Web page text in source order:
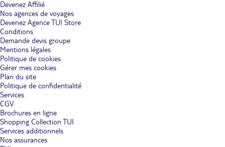
Devenez Affilié
Nos agences de voyages
Devenez Agence TUI Store
Conditions
Demande devis groupe
Mentions légales
Politique de cookies
Gérer mes cookies
Plan du site
Politique de confidentialité
Services
CGV
Brochures en ligne
Shopping Collection TUI
Services additionnels
Nos assurances